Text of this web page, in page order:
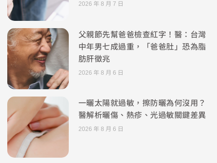
2026 年 8 月 7 日
父親節先幫爸爸檢查紅字！醫：台灣
中年男七成過重，「爸爸肚」恐為脂
肪肝徵兆
2026 年 8 月 6 日
一曬太陽就過敏，擦防曬為何沒用？
醫解析曬傷、熱疹、光過敏關鍵差異
2026 年 8 月 6 日